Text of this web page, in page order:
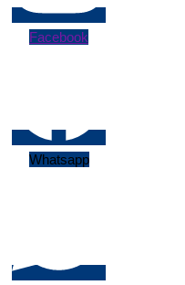
Facebook
Whatsapp